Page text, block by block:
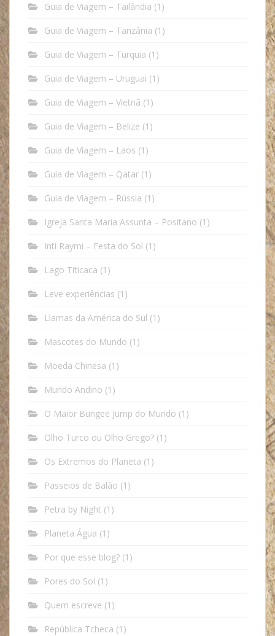
Guia de Viagem – Tailândia (1)
Guia de Viagem – Tanzânia (1)
Guia de Viagem – Turquia (1)
Guia de Viagem – Uruguai (1)
Guia de Viagem – Vietnã (1)
Guia de Viagem – Belize (1)
Guia de Viagem – Laos (1)
Guia de Viagem – Qatar (1)
Guia de Viagem – Rússia (1)
Igreja Santa Maria Assunta – Positano (1)
Inti Raymi – Festa do Sol (1)
Lago Titicaca (1)
Leve experiências (1)
Llamas da América do Sul (1)
Mascotes do Mundo (1)
Moeda Chinesa (1)
Mundo Andino (1)
O Maior Bungee Jump do Mundo (1)
Olho Turco ou Olho Grego? (1)
Os Extremos do Planeta (1)
Passeios de Balão (1)
Petra by Night (1)
Planeta Água (1)
Por que esse blog? (1)
Pores do Sol (1)
Quem escreve (1)
República Tcheca (1)